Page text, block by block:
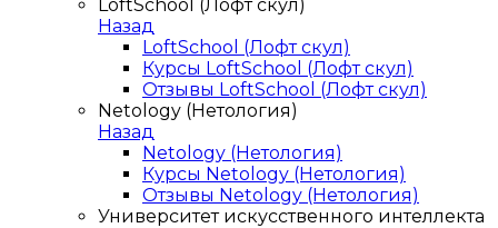
LoftSchool (Лофт скул)
Назад
LoftSchool (Лофт скул)
Курсы LoftSchool (Лофт скул)
Отзывы LoftSchool (Лофт скул)
Netology (Нетология)
Назад
Netology (Нетология)
Курсы Netology (Нетология)
Отзывы Netology (Нетология)
Университет искусственного интеллекта